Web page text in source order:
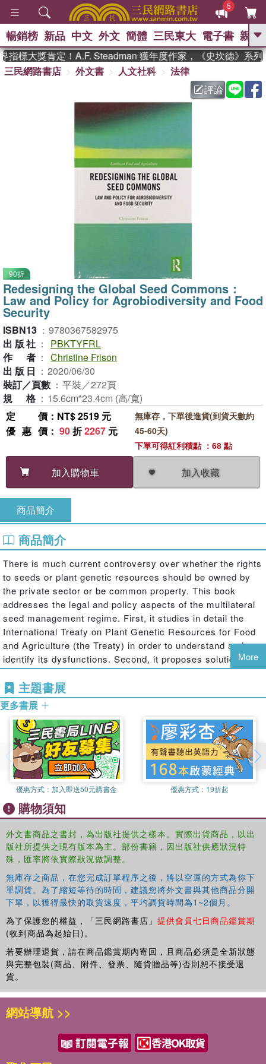
5
GO
熱搜： 東野圭吾 、
父親節 、 如果歷
暑期推薦 、 國際布克
獎 臺灣漫遊錄 、 方念華
登輝時代 、 數學女孩：黎曼猜想
偉大的迷走神經
暢銷榜 新品 中文 外文 簡體 三民東大 電子書 親子
標大獎肯定！A.F. Steadman 獲年度作家，《史坎德》系列
三民網路書店
外文書 人文社科
法律
評論
90折
Redesigning the Global Seed Commons：
Law and Policy for Agrobiodiversity and Food
Security
ISBN13 ： 9780367582975
出版社 ：
PBKTYFRL
作者 ： Christine Frison
出版日 ： 2020/06/30
裝訂／頁數 ： 平裝／272頁
規格 ： 15.6cm*23.4cm (高/寬)
定價 ：NT$ 2519 元
優惠價 ： 90折2267 元
加入購物車 加入收藏
無庫存，下單後進貨(到貨天數約
45-60天)
下單可得紅利積點 ：68 點
商品簡介
商品簡介
There is much current controversy over whether the rights
to seeds or plant genetic resources should be owned by
the private sector or be common property. This book
addresses the legal and policy aspects of the multilateral
seed management regime. First, it studies in detail the
International Treaty on Plant Genetic Resources for Food
and Agriculture (the Treaty) in order to understand and
identify its dysfunctions. Second, it proposes solutions -
using recent developments of the "theory of the commons"
- to improve the collective seed management system of
the Treaty, a necessary condition for its member states to
reach the overall food security and sustainable agriculture
goals.
Redesigning the Global Seed Commonsprovides a
significant contribution to the current political and
academic debates on agrobiodiversity law and
governance, and on food security and food sovereignty, by
analyzing key issues under the Treaty that affect the
design and implementation of regulatory instruments
managing seeds as a commons. It also examines the
encountered in the attempt to implement these obligations
in contemporary settings. In particular, it considers how to
improve the Treaty implementation by proposing ways for
Contracting Parties to better reach the Treaty's objectives
taking a holistic view of the human-seed ecosystem.
Following the tenth anniversary of the functioning the
Treaty's multilateral system of access and benefit-sharing,
which is currently under review by its Contracting Parties,
this book is well-timed to examine recent developments in
the field and guide the current review process to design a
truly Global Seed Commons.
More
主題書展
更多書展
優惠方式： 加入即送50元購書金 優惠方式： 19折起
購物須知
外文書商品之書封，為出版社提供之樣本。實際出貨商品，以出
版社所提供之現有版本為主。部份書籍，因出版社供應狀況特
殊，匯率將依實際狀況做調整。
無庫存之商品，在您完成訂單程序之後，將以空運的方式為你下
單調貨。為了縮短等待的時間，建議您將外文書與其他商品分開
下單，以獲得最快的取貨速度，平均調貨時間為1~2個月。
為了保護您的權益，「三民網路書店」 提供會員七日商品鑑賞期
(收到商品為起始日)。
若要辦理退貨，請在商品鑑賞期內寄回，且商品必須是全新狀態
與完整包裝(商品、附件、發票、隨貨贈品等)否則恕不接受退
貨。
網站導航 >>